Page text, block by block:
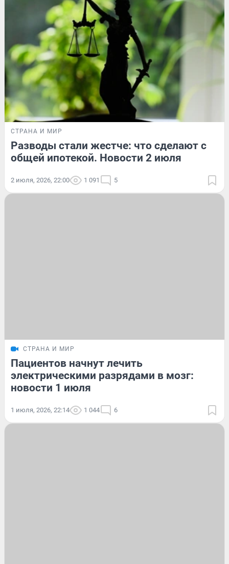
СТРАНА И МИР
Разводы стали жестче: что сделают с
общей ипотекой. Новости 2 июля
2 июля, 2026, 22:00 1 091 5
СТРАНА И МИР
Пациентов начнут лечить
электрическими разрядами в мозг:
новости 1 июля
1 июля, 2026, 22:14 1 044 6